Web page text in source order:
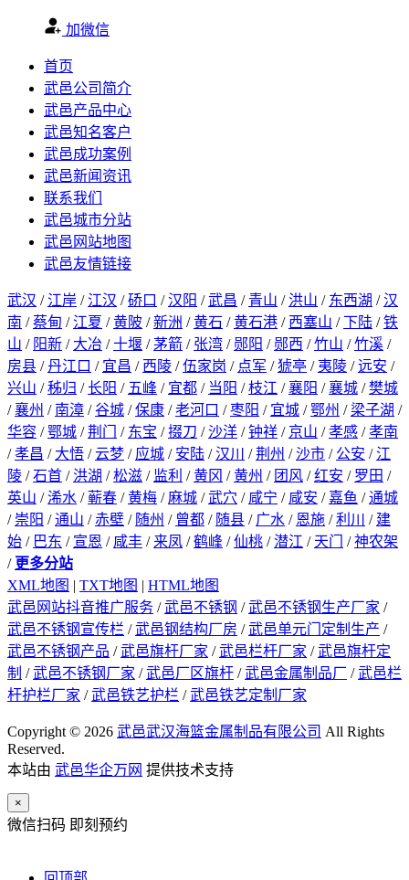
加微信
首页
武邑公司简介
武邑产品中心
武邑知名客户
武邑成功案例
武邑新闻资讯
联系我们
武邑城市分站
武邑网站地图
武邑友情链接
武汉 / 江岸 / 江汉 /硚口 /汉阳 /武昌 / 青山 / 洪山 / 东西湖 /汉
南 /蔡甸 / 江夏 /黄陂 /新洲 /黄石 /黄石港 / 西塞山 /下陆 /铁
山 / 阳新 / 大冶 /十堰 /茅箭 / 张湾 / 郧阳 / 郧西 /竹山 /竹溪 /
房县 /丹江口 / 宜昌 / 西陵 /伍家岗 / 点军 /猇亭 / 夷陵 /远安 /
兴山 /秭归 /长阳 / 五峰 / 宜都 / 当阳 /枝江 /襄阳 /襄城 /樊城
/襄州 / 南漳 /谷城 /保康 /老河口 /枣阳 / 宜城 /鄂州 / 梁子湖 /
华容 /鄂城 /荆门 / 东宝 /掇刀 /沙洋 /钟祥 / 京山 /孝感 /孝南
/孝昌 / 大悟 /云梦 / 应城 / 安陆 /汉川 /荆州 /沙市 / 公安 / 江
陵 /石首 / 洪湖 /松滋 / 监利 /黄冈 /黄州 / 团风 /红安 / 罗田 /
英山 /浠水 /蕲春 /黄梅 / 麻城 /武穴 / 咸宁 / 咸安 / 嘉鱼 /通城
/ 崇阳 /通山 /赤壁 / 随州 / 曾都 / 随县 / 广水 / 恩施 /利川 / 建
始 / 巴东 / 宣恩 / 咸丰 / 来凤 /鹤峰 /仙桃 /潜江 / 天门 /神农架
/ 更多分站
XML地图 | TXT地图 | HTML地图
武邑网站抖音推广服务 /武邑不锈钢 /武邑不锈钢生产厂家 /
武邑不锈钢宣传栏 /武邑钢结构厂房 /武邑单元门定制生产 /
武邑不锈钢产品 /武邑旗杆厂家 /武邑栏杆厂家 /武邑旗杆定
制 /武邑不锈钢厂家 /武邑厂区旗杆 /武邑金属制品厂 /武邑栏
杆护栏厂家 /武邑铁艺护栏 /武邑铁艺定制厂家
Copyright © 2026 武邑武汉海篮金属制品有限公司 All Rights
Reserved.
本站由 武邑华企万网 提供技术支持
×
微信扫码 即刻预约